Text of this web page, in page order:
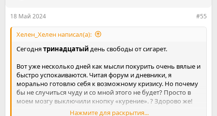
Все таки приходят же мысли, что сейчас хорошо бы
покурить. И я хочу получить удовольствие от этого. Хотя
объективно понимаю, что получу только вонь,
обожженные слизистые, снова замусоренный организм,
разочарование и стресс. Мысли эти не агрессивные, но они
есть.
18 Май 2024 #55
Хелен_Хелен написал(а):
Сегоднятринадцатыйдень свободы от сигарет.
Вот уже несколько дней как мысли покурить очень вялые и
быстро успокаиваются. Читая форум и дневники, я
морально готовлю себя к возможному кризису. Но почему
бы не случиться чуду и со мной этого не будет? Просто в
моем мозгу выключили кнопку «курение». ? Здорово же!
Нажмите для раскрытия...